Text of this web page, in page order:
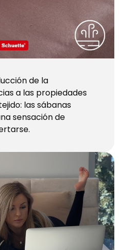
de la
a las propiedades
las sábanas
sensación de